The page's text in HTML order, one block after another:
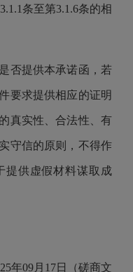
条至第3.1.6条的相
提供本承诺函，若
要求提供相应的证明
真实性、合法性、有
守信的原则，不得作
提供虚假材料谋取成
年09月17日（磋商文